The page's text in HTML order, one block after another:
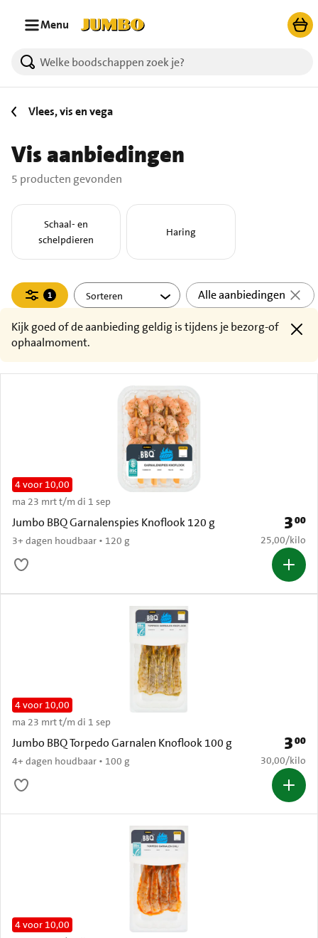
Menu
5 producten gevonden.
Vlees, vis en vega
Vis aanbiedingen
5 producten gevonden
Schaal- en
schelpdieren
Haring
Filteren
1
actief
Alle aanbiedingen
Kijk goed of de aanbieding geldig is tijdens je bezorg-of
ophaalmoment.
Jumbo BBQ Garnalenspies Knoflook 120 g
3+ dagen houdbaar • 120 g
4 voor 10,00
ma 23 mrt t/m di 1 sep
Prijs:
300
€ 25,00 per
25,00/kilo
Jumbo BBQ Torpedo Garnalen Knoflook 100 g
4+ dagen houdbaar • 100 g
4 voor 10,00
ma 23 mrt t/m di 1 sep
Prijs:
300
€ 30,00 per
30,00/kilo
4 voor 10,00